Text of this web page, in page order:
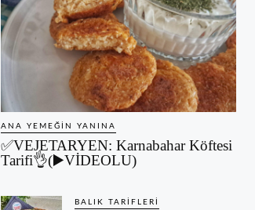
ANA YEMEĞIN YANINA
✅VEJETARYEN: Karnabahar Köftesi
Tarifi👌(▶️VİDEOLU)
BALIK TARIFLERI